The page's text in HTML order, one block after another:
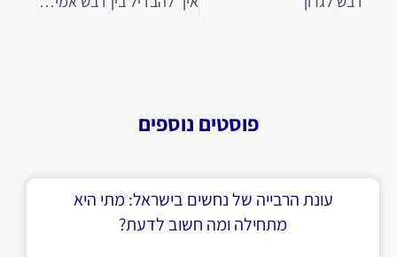
פוסטים נוספים
עונת הרבייה של נחשים בישראל: מתי היא
מתחילה ומה חשוב לדעת?